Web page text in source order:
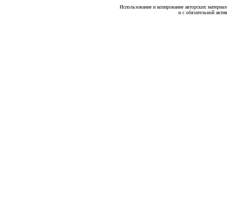
Использование и копирование авторских
и с обязательной